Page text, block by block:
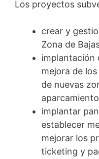
Los proyectos
crear y
Zona de
implantación
mejora de
de nuevas
implantar
establecer
mejorar los
ticketing y